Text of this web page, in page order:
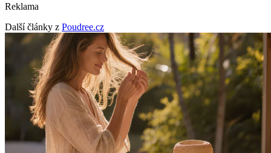
Reklama
Další články z Poudree.cz